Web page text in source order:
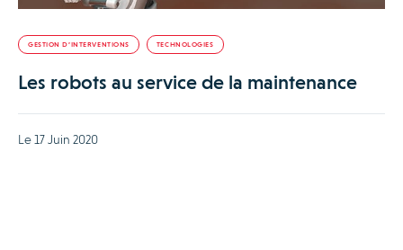
GESTION D’INTERVENTIONS TECHNOLOGIES
Les robots au service de la maintenance
Le 17 Juin 2020